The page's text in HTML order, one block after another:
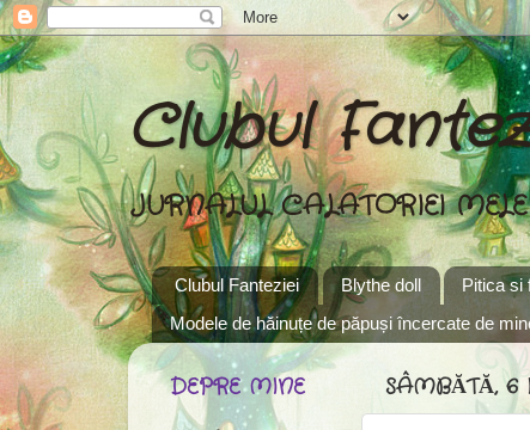
Clubul
JURNALUL CALATORIEI
Clubul Fanteziei Blythe doll Pitica si
Modele de hăinuțe de păpuși încercate de
SÂMBĂTĂ, 6
DEPRE MINE